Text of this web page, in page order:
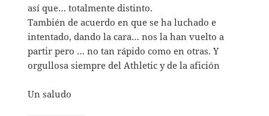
así que… totalmente distinto.
También de acuerdo en que se ha luchado e
intentado, dando la cara… nos la han vuelto a
partir pero … no tan rápido como en otras. Y
orgullosa siempre del Athletic y de la afición
Un saludo